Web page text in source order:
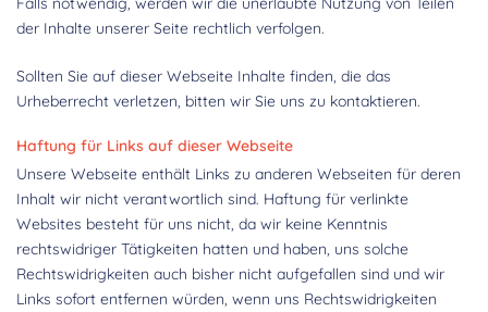
der Inhalte unserer Seite rechtlich verfolgen.
Sollten Sie auf dieser Webseite Inhalte finden, die das
Urheberrecht verletzen, bitten wir Sie uns zu kontaktieren.
Haftung für Links auf dieser Webseite
Unsere Webseite enthält Links zu anderen Webseiten für deren
Inhalt wir nicht verantwortlich sind. Haftung für verlinkte
Websites besteht für uns nicht, da wir keine Kenntnis
rechtswidriger Tätigkeiten hatten und haben, uns solche
Rechtswidrigkeiten auch bisher nicht aufgefallen sind und wir
Links sofort entfernen würden, wenn uns Rechtswidrigkeiten